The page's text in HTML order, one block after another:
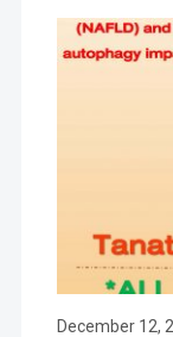
December 12,